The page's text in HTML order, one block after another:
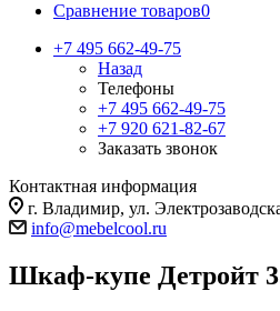
Сравнение товаров0
+7 495 662-49-75
Назад
Телефоны
+7 495 662-49-75
+7 920 621-82-67
Заказать звонок
Контактная информация
г. Владимир, ул.
info@mebelcool.ru
Шкаф-купе Детройт